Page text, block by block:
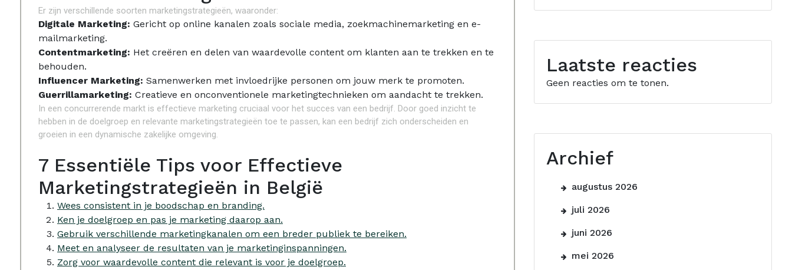
Er zijn verschillende soorten marketingstrategieën, waaronder:
Digitale Marketing: Gericht op online kanalen zoals sociale media, zoekmachinemarketing en e-
mailmarketing.
Contentmarketing: Het creëren en delen van waardevolle content om klanten aan te trekken en te
behouden.
Influencer Marketing: Samenwerken met invloedrijke personen om jouw merk te promoten.
Guerrillamarketing: Creatieve en onconventionele marketingtechnieken om aandacht te trekken.
In een concurrerende markt is effectieve marketing cruciaal voor het succes van een bedrijf. Door goed inzicht te
hebben in de doelgroep en relevante marketingstrategieën toe te passen, kan een bedrijf zich onderscheiden en
groeien in een dynamische zakelijke omgeving.
7 Essentiële Tips voor Effectieve
Marketingstrategieën in België
Wees consistent in je boodschap en branding.
Ken je doelgroep en pas je marketing daarop aan.
Gebruik verschillende marketingkanalen om een breder publiek te bereiken.
Meet en analyseer de resultaten van je marketinginspanningen.
Zorg voor waardevolle content die relevant is voor je doelgroep.
Laatste reacties
Geen reacties om te tonen.
Archief
augustus 2026
juli 2026
juni 2026
mei 2026